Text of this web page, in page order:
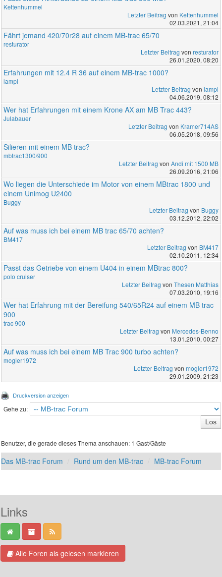
Kettenhummel
Letzter Beitrag von Kettenhummel
02.03.2021, 21:04
Fährt jemand 420/70r28 auf einem MB-trac 65/70
resturator
Letzter Beitrag von resturator
26.01.2020, 08:20
Erfahrungen mit 12.4 R 36 auf einem MB-trac 1000?
lampl
Letzter Beitrag von lampl
04.06.2019, 08:12
Wer hat Erfahrungen mit einem Krone AX am MB Trac 443?
Julabauer
Letzter Beitrag von Kramer714AS
06.05.2018, 09:56
Silieren mit einem MB trac?
mbtrac1300/900
Letzter Beitrag von Andi mit 1500 MB
26.09.2016, 21:06
Wo liegen die Unterschiede im Motor von einem MBtrac 1800 und
einem Unimog U2400
Buggy
Letzter Beitrag von Buggy
03.12.2012, 22:02
Auf was muss ich bei einem MB trac 65/70 achten?
BM417
Letzter Beitrag von BM417
02.10.2011, 12:34
Passt das Getriebe von einem U404 in einem MBtrac 800?
polo cruiser
Letzter Beitrag von Thesen Matthias
07.03.2010, 19:16
Wer hat Erfahrung mit der Bereifung 540/65R24 auf einem MB trac
900
trac 900
Letzter Beitrag von Mercedes-Benno
13.01.2010, 00:27
Auf was muss ich bei einem MB Trac 900 turbo achten?
mogler1972
Letzter Beitrag von mogler1972
29.01.2009, 21:23
Druckversion anzeigen
Gehe zu:
Benutzer, die gerade dieses Thema anschauen: 1 Gast/Gäste
Das MB-trac Forum Rund um den MB-trac MB-trac Forum
Links
Alle Foren als gelesen markieren